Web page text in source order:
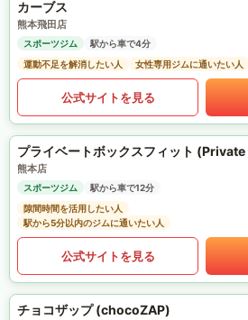
カーブス
熊本飛田店
スポーツジム
駅から車で4分
運動不足を解消したい人
女性専用ジムに通いたい人
公式サイトを見る
熊本店
スポーツジム
駅から車で12分
隙間時間を活用したい人
駅から5分以内のジムに通いたい人
公式サイトを見る
チョコザップ (chocoZAP)